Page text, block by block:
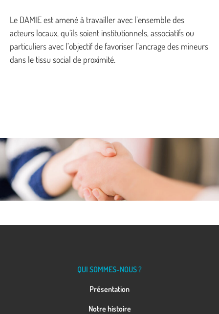
Le DAMIE est amené à travailler avec l’ensemble des
acteurs locaux, qu’ils soient institutionnels, associatifs ou
particuliers avec l’objectif de favoriser l’ancrage des mineurs
dans le tissu social de proximité.
QUI SOMMES-NOUS ?
Présentation
Notre histoire